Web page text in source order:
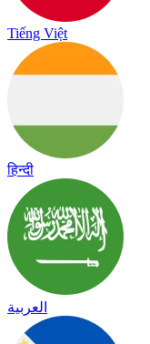
Tiếng Việt
हिन्दी
العربية